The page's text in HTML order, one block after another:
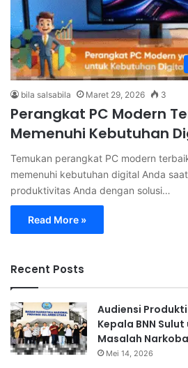
bila salsabila Maret 29, 2026 3
Perangkat PC Modern
Memenuhi Kebutuhan
Temukan perangkat PC modern
memenuhi kebutuhan digital Anda
produktivitas Anda dengan solusi…
Read More »
Recent Posts
Audiensi
Kepala BNN
Masalah Narkoba
Mei 14, 2026